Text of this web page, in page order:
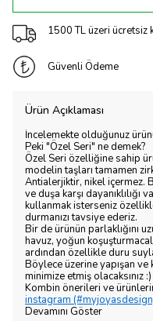
1500 TL üzeri ücretsiz
Güvenli Ödeme
Ürün Açıklaması
İncelemekte olduğunuz
Peki "Özel Seri" ne demek?
Özel Seri özelliğine sahip
modelin taşları tamamen
Antialerjiktir, nikel içermez.
ve duşa karşı dayanıklılığı
kullanmak isterseniz
durmanızı tavsiye ederiz.
Bir de ürünün parlaklığını
havuz, yoğun
ardından özellikle duru
Böylece üzerine yapışan
minimize etmiş olacaksınız :)
Kombin önerileri ve
instagram
Devamını Göster